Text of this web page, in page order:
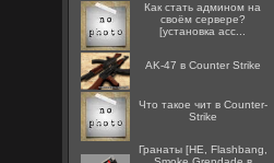
Как стать админом на
своём сервере?
[установка acc...
AK-47 в Counter Strike
Что такое чит в Counter-
Strike
Гранаты [HE, Flashbang,